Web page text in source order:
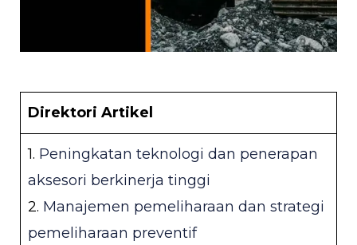
Direktori Artikel
1. Peningkatan teknologi dan penerapan
aksesori berkinerja tinggi
2. Manajemen pemeliharaan dan strategi
pemeliharaan preventif